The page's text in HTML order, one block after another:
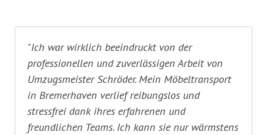
"Ich war wirklich beeindruckt von der
professionellen und zuverlässigen Arbeit von
Umzugsmeister Schröder. Mein Möbeltransport
in Bremerhaven verlief reibungslos und
stressfrei dank ihres erfahrenen und
freundlichen Teams. Ich kann sie nur wärmstens